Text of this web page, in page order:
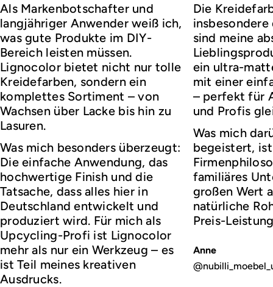
Als Markenbotschafter und
langjähriger Anwender weiß ich,
was gute Produkte im DIY-
Bereich leisten müssen.
Lignocolor bietet nicht nur tolle
Kreidefarben, sondern ein
komplettes Sortiment – von
Wachsen über Lacke bis hin zu
Lasuren.
Was mich besonders überzeugt:
Die einfache Anwendung, das
hochwertige Finish und die
Tatsache, dass alles hier in
Deutschland entwickelt und
produziert wird. Für mich als
Upcycling-Profi ist Lignocolor
mehr als nur ein Werkzeug – es
ist Teil meines kreativen
Ausdrucks.
Die
sind meine
ein ultra-
mit einer
– perfekt für
und Profis
Was mich
begeistert,
familiäres
großen Wert
natürliche
Preis-
Anne